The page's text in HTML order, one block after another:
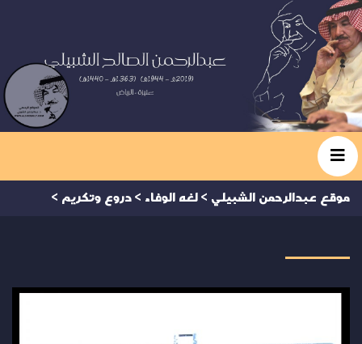
موقع عبدالرحمن الشبيلي > لغه الوفاء > دروع وتكريم >